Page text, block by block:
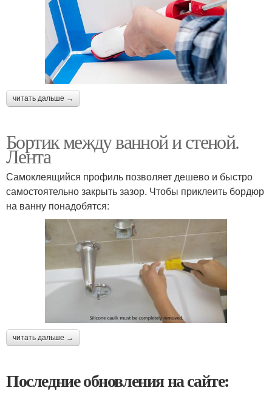
читать дальше →
Бортик между ванной и стеной.
Лента
Самоклеящийся профиль позволяет дешево и быстро
самостоятельно закрыть зазор. Чтобы приклеить бордюр
на ванну понадобятся:
читать дальше →
Последние обновления на сайте: